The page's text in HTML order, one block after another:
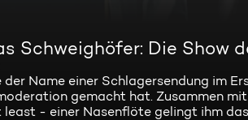
Schweighöfer: Die Show
Name einer Schlagersendung im
gemacht hat. Zusammen
- einer Nasenflöte gelingt ihm das